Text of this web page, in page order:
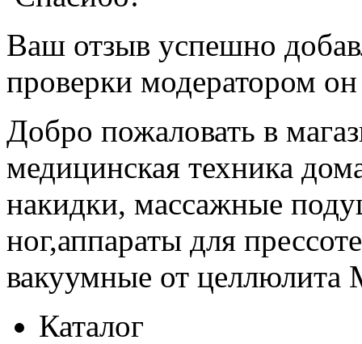
Ваш отзыв успешно
проверки модератором он
Добро пожаловать в
медицинская техника
накидки, массажные
ног,аппараты для
вакуумные от
Каталог